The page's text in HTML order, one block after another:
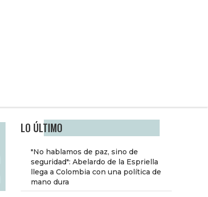
LO ÚLTIMO
"No hablamos de paz, sino de
seguridad": Abelardo de la Espriella
llega a Colombia con una política de
mano dura